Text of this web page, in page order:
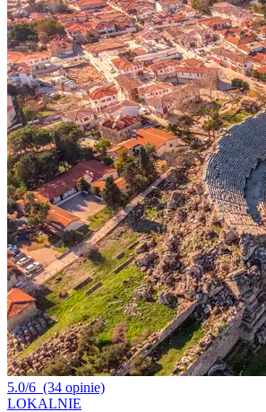
5.0/6 (34 opinie)
LOKALNIE